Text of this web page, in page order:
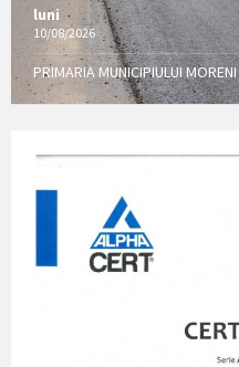
luni
10/08/2026
PRIMARIA MUNICIPIULUI MORENI